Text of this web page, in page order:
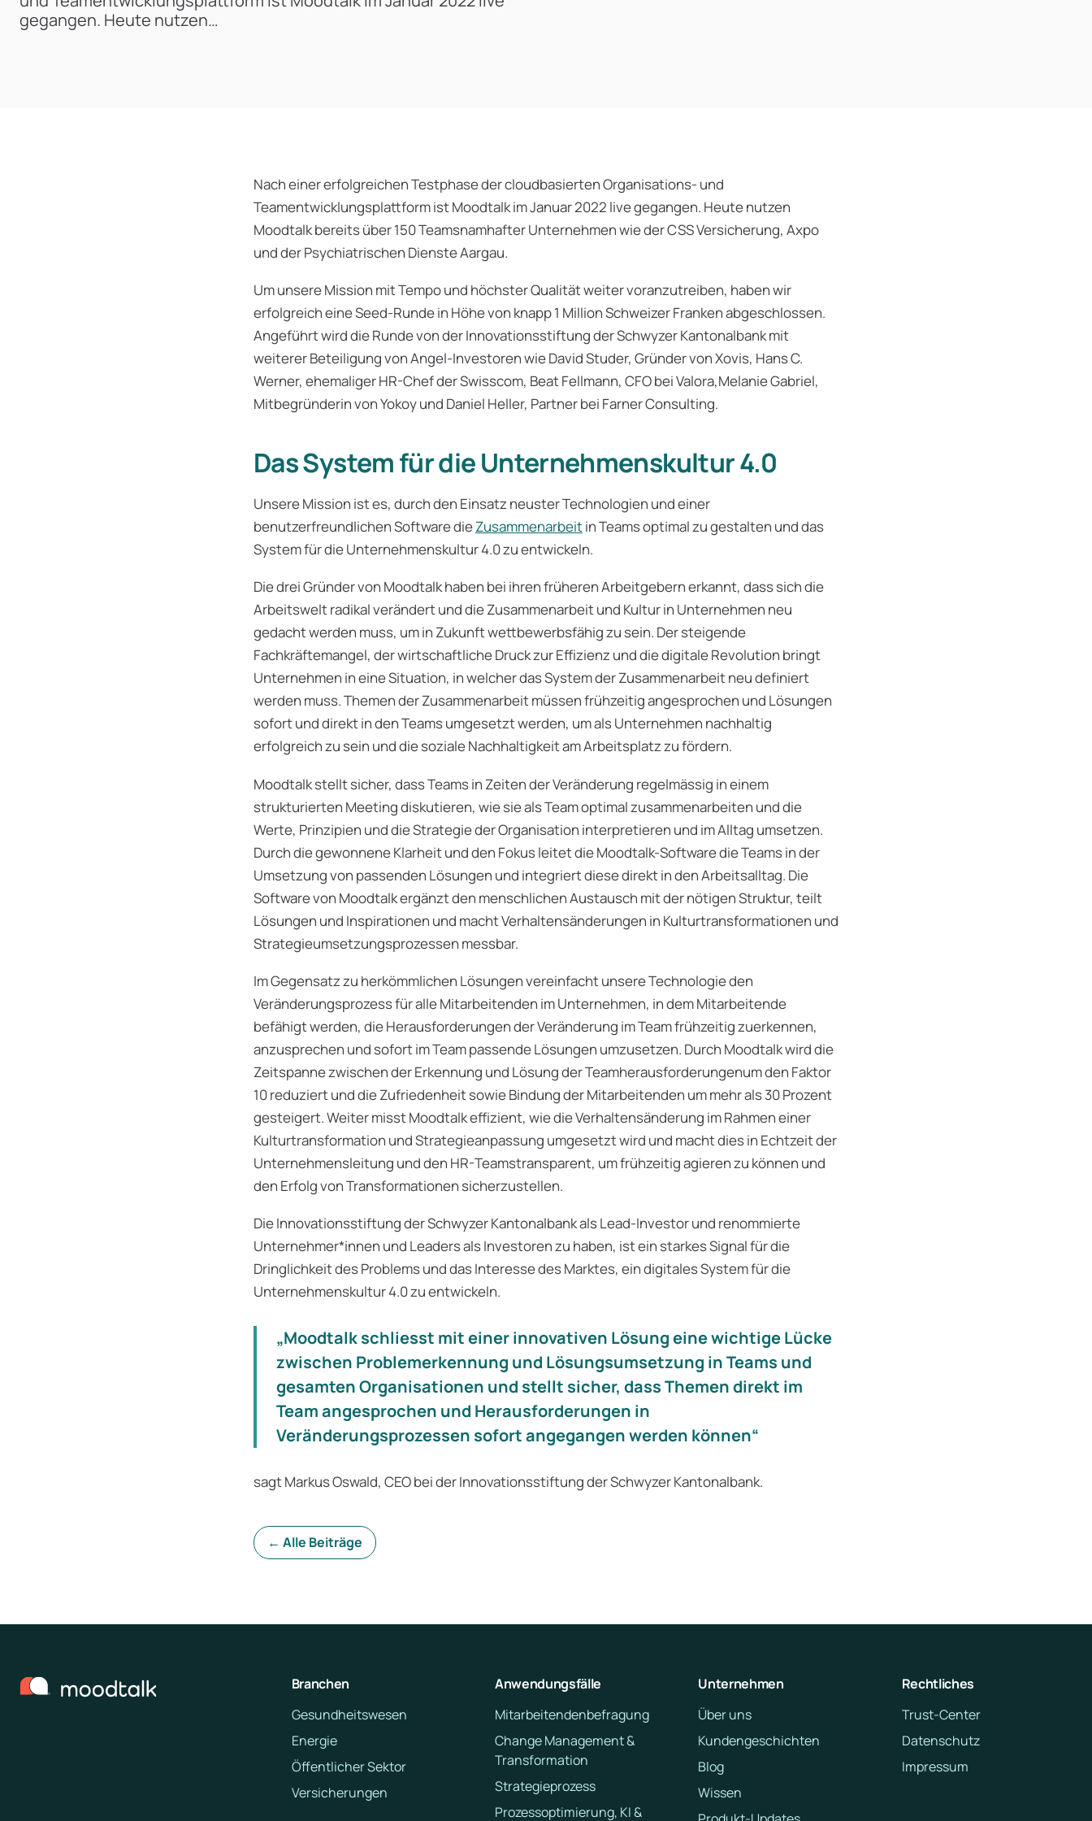
gegangen. Heute nutzen…
Nach einer erfolgreichen Testphase der cloudbasierten Organisations- und
Teamentwicklungsplattform ist Moodtalk im Januar 2022 live gegangen. Heute nutzen
Moodtalk bereits über 150 Teamsnamhafter Unternehmen wie der CSS Versicherung, Axpo
und der Psychiatrischen Dienste Aargau.
Um unsere Mission mit Tempo und höchster Qualität weiter voranzutreiben, haben wir
erfolgreich eine Seed-Runde in Höhe von knapp 1 Million Schweizer Franken abgeschlossen.
Angeführt wird die Runde von der Innovationsstiftung der Schwyzer Kantonalbank mit
weiterer Beteiligung von Angel-Investoren wie David Studer, Gründer von Xovis, Hans C.
Werner, ehemaliger HR-Chef der Swisscom, Beat Fellmann, CFO bei Valora,Melanie Gabriel,
Mitbegründerin von Yokoy und Daniel Heller, Partner bei Farner Consulting.
Das System für die Unternehmenskultur 4.0
Unsere Mission ist es, durch den Einsatz neuster Technologien und einer
benutzerfreundlichen Software dieZusammenarbeitin Teams optimal zu gestalten und das
System für die Unternehmenskultur 4.0 zu entwickeln.
Die drei Gründer von Moodtalk haben bei ihren früheren Arbeitgebern erkannt, dass sich die
Arbeitswelt radikal verändert und die Zusammenarbeit und Kultur in Unternehmen neu
gedacht werden muss, um in Zukunft wettbewerbsfähig zu sein. Der steigende
Fachkräftemangel, der wirtschaftliche Druck zur Effizienz und die digitale Revolution bringt
Unternehmen in eine Situation, in welcher das System der Zusammenarbeit neu definiert
werden muss. Themen der Zusammenarbeit müssen frühzeitig angesprochen und Lösungen
sofort und direkt in den Teams umgesetzt werden, um als Unternehmen nachhaltig
erfolgreich zu sein und die soziale Nachhaltigkeit am Arbeitsplatz zu fördern.
Moodtalk stellt sicher, dass Teams in Zeiten der Veränderung regelmässig in einem
strukturierten Meeting diskutieren, wie sie als Team optimal zusammenarbeiten und die
Werte, Prinzipien und die Strategie der Organisation interpretieren und im Alltag umsetzen.
Durch die gewonnene Klarheit und den Fokus leitet die Moodtalk-Software die Teams in der
Umsetzung von passenden Lösungen und integriert diese direkt in den Arbeitsalltag. Die
Software von Moodtalk ergänzt den menschlichen Austausch mit der nötigen Struktur, teilt
Lösungen und Inspirationen und macht Verhaltensänderungen in Kulturtransformationen und
Strategieumsetzungsprozessen messbar.
Im Gegensatz zu herkömmlichen Lösungen vereinfacht unsere Technologie den
Veränderungsprozess für alle Mitarbeitenden im Unternehmen, in dem Mitarbeitende
befähigt werden, die Herausforderungen der Veränderung im Team frühzeitig zuerkennen,
anzusprechen und sofort im Team passende Lösungen umzusetzen. Durch Moodtalk wird die
Zeitspanne zwischen der Erkennung und Lösung der Teamherausforderungenum den Faktor
10 reduziert und die Zufriedenheit sowie Bindung der Mitarbeitenden um mehr als 30 Prozent
gesteigert. Weiter misst Moodtalk effizient, wie die Verhaltensänderung im Rahmen einer
Kulturtransformation und Strategieanpassung umgesetzt wird und macht dies in Echtzeit der
Unternehmensleitung und den HR-Teamstransparent, um frühzeitig agieren zu können und
den Erfolg von Transformationen sicherzustellen.
Die Innovationsstiftung der Schwyzer Kantonalbank als Lead-Investor und renommierte
Unternehmer*innen und Leaders als Investoren zu haben, ist ein starkes Signal für die
Dringlichkeit des Problems und das Interesse des Marktes, ein digitales System für die
Unternehmenskultur 4.0 zu entwickeln.
„Moodtalk schliesst mit einer innovativen Lösung eine wichtige Lücke
zwischen Problemerkennung und Lösungsumsetzung in Teams und
gesamten Organisationen und stellt sicher, dass Themen direkt im
Team angesprochen und Herausforderungen in
Veränderungsprozessen sofort angegangen werden können“
sagt Markus Oswald, CEO bei der Innovationsstiftung der Schwyzer Kantonalbank.
← Alle Beiträge
Branchen
Gesundheitswesen
Energie
Öffentlicher Sektor
Versicherungen
Anwendungsfälle
Mitarbeitendenbefragung
Change Management &
Transformation
Strategieprozess
Prozessoptimierung, KI &
Unternehmen
Über uns
Kundengeschichten
Blog
Wissen
Rechtliches
Trust-Center
Datenschutz
Impressum